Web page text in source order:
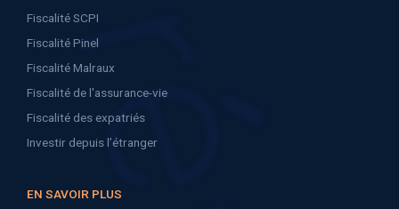
Fiscalité SCPI
Fiscalité Pinel
Fiscalité Malraux
Fiscalité de l'assurance-vie
Fiscalité des expatriés
Investir depuis l’étranger
EN SAVOIR PLUS